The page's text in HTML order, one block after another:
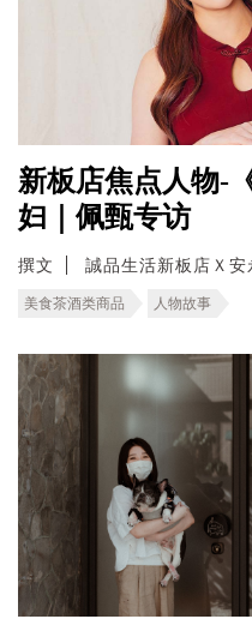
新板店焦点人物-
妇｜佩甄专访
撰文 誠品生活新板店Ｘ安
美食茶酒类商品 人物故事